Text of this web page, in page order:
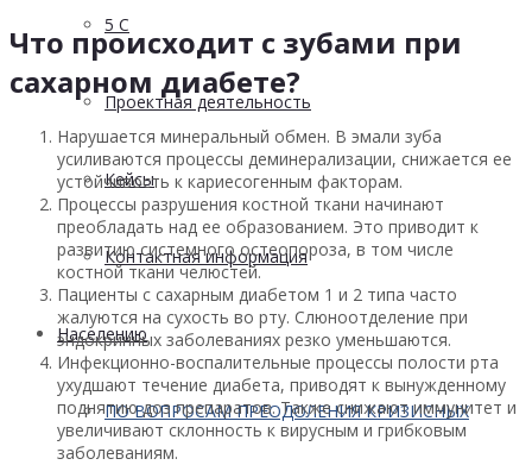
5 С
Проектная деятельность
Кейсы
Контактная информация
Населению
ПО ВОПРОСАМ ПРЕОДОЛЕНИЯ КРИЗИСНЫХ
Что происходит с зубами при
сахарном диабете?
Нарушается минеральный обмен. В эмали зуба
усиливаются процессы деминерализации, снижается ее
устойчивость к кариесогенным факторам.
Процессы разрушения костной ткани начинают
преобладать над ее образованием. Это приводит к
развитию системного остеопороза, в том числе
костной ткани челюстей.
Пациенты с сахарным диабетом 1 и 2 типа часто
жалуются на сухость во рту. Слюноотделение при
эндокринных заболеваниях резко уменьшаются.
Инфекционно-воспалительные процессы полости рта
ухудшают течение диабета, приводят к вынужденному
поднятию доз препаратов. Также снижают иммунитет и
увеличивают склонность к вирусным и грибковым
заболеваниям.